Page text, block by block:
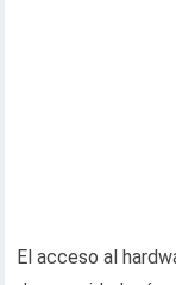
El acceso al